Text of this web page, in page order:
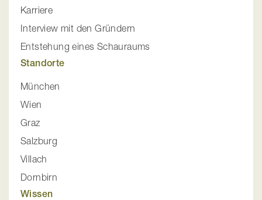
Karriere
Interview mit den Gründern
Entstehung eines Schauraums
Standorte
München
Wien
Graz
Salzburg
Villach
Dornbirn
Wissen